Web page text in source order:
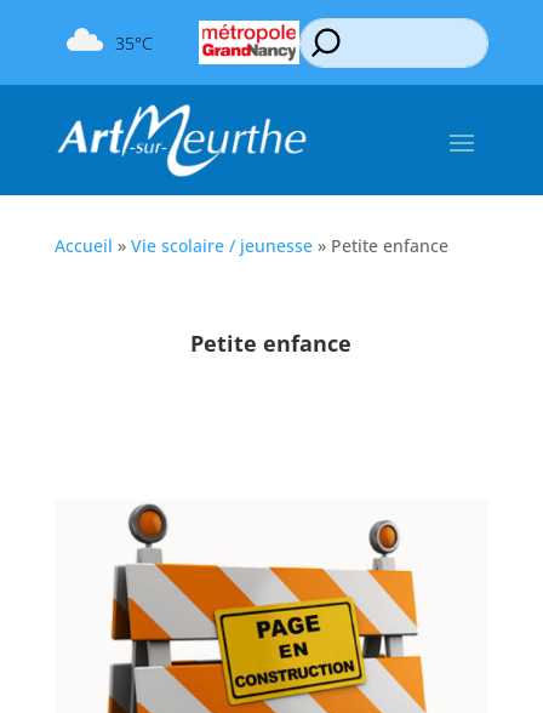
35°C
Accueil » Vie scolaire / jeunesse» Petite enfance
Petite enfance